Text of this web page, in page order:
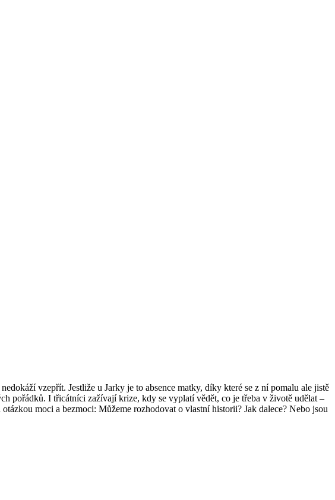
vzepřít. Jestliže u Jarky je to absence matky, díky které se z ní pomalu ale jistě
pořádků. I třicátníci zažívají krize, kdy se vyplatí vědět, co je třeba v životě udělat –
moci a bezmoci: Můžeme rozhodovat o vlastní historii? Jak dalece? Nebo jsou